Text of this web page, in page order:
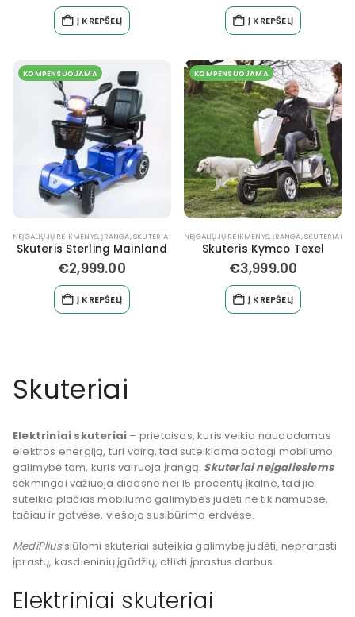
Į KREPŠELĮ Į KREPŠELĮ
KOMPENSUOJAMA
NEĮGALIŲJŲ REIKMENYS, ĮRANGA,SKUTERIAI
Skuteris Sterling Mainland
€2,999.00
Į KREPŠELĮ
KOMPENSUOJAMA
NEĮGALIŲJŲ REIKMENYS, ĮRANGA,SKUTERIAI
Skuteris Kymco Texel
€3,999.00
Į KREPŠELĮ
Skuteriai
Elektriniai skuteriai – prietaisas, kuris veikia naudodamas
elektros energiją, turi vairą, tad suteikiama patogi mobilumo
galimybė tam, kuris vairuoja įrangą. Skuteriai neįgaliesiems
sėkmingai važiuoja didesne nei 15 procentų įkalne, tad jie
suteikia plačias mobilumo galimybes judėti ne tik namuose,
tačiau ir gatvėse, viešojo susibūrimo erdvėse.
MediPliussiūlomi skuteriai suteikia galimybę judėti, neprarasti
įprastų, kasdieninių įgūdžių, atlikti įprastus darbus.
Elektriniai skuteriai